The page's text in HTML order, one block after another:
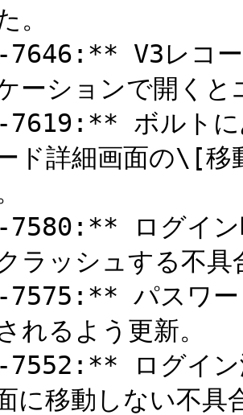
。
V3レコー
ーションで開く
ボルトに
ド詳細画面の\[移
ログイン
ラッシュする不具
パスワー
れるよう更新。
ログイン
に移動しない不具